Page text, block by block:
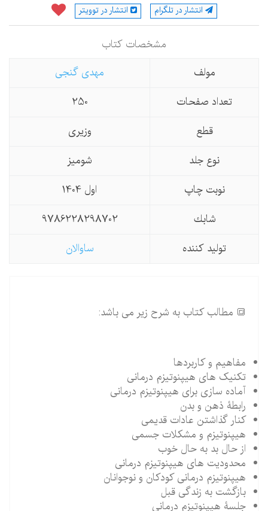
انتشار در تلگرام انتشار در توویتر
مشخصات كتاب
مولف
مهدی گنجی
تعداد صفحات
250
قطع
وزیری
نوع جلد
شومیز
نوبت چاپ
اول 1404
شابك
9786228298702
تولید كننده
ساوالان
🔳 مطالب کتاب به شرح زیر می باشد:
مفاهیم و کاربردها
تکنیک های هیپنوتیزم درمانی
آماده سازی برای هیپنوتیزم درمانی
رابطۀ ذهن و بدن
کنار گذاشتن عادات قدیمی
هیپنوتیزم و مشکلات جسمی
از حال بد به حال خوب
محدودیت های هیپنوتیزم درمانی
هیپنوتیزم درمانی کودکان و نوجوانان
بازگشت به زندگی قبل
جلسۀ هیپنوتیزم درمانی